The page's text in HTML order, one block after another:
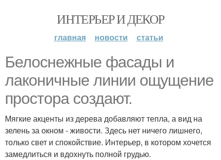
ИНТЕРЬЕР И ДЕКОР
главная новости статьи
Белоснежные фасады и
лаконичные линии ощущение
простора создают.
Мягкие акценты из дерева добавляют тепла, а вид на
зелень за окном - живости. Здесь нет ничего лишнего,
только свет и спокойствие. Интерьер, в котором хочется
замедлиться и вдохнуть полной грудью.